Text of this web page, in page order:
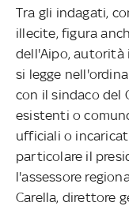
Tra gli indagati,
illecite, figura
dell'Aipo, autorità
si legge
con il sindaco del
esistenti o
ufficiali o
particolare il
l'assessore
Carella, direttore